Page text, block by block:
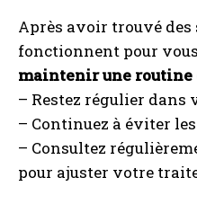
I
I've read and accept the
Après avoir trouvé
fonctionnent pour
maintenir une routine
– Restez régulier dans
– Continuez à éviter
– Consultez
pour ajuster votre